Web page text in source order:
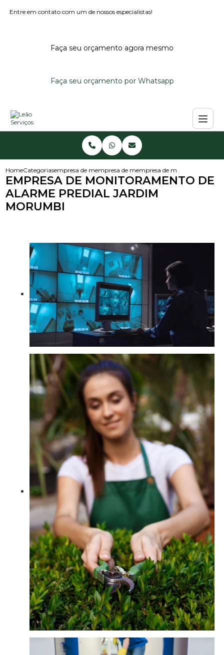
Entre em contato com um de nossos especialistas!
Faça seu orçamento agora mesmo
Faça seu orçamento por Whatsapp
HomeCategoriasempresa de monitoramento de alarmes
empresa de monitoramento de alarme
empresa de monitoramento
EMPRESA DE MONITORAMENTO DE
ALARME PREDIAL JARDIM
MORUMBI